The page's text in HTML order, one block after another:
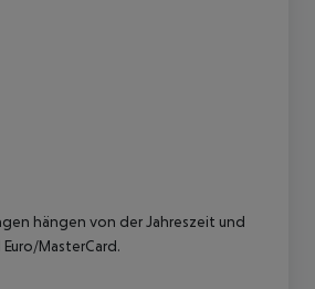
hängen von der Jahreszeit und
MasterCard.